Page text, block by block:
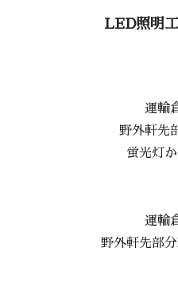
LED照明
運輸
野外軒先
蛍光灯
運輸
野外軒先部